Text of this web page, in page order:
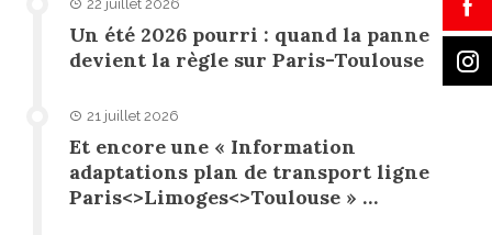
22 juillet 2026
Un été 2026 pourri : quand la panne
devient la règle sur Paris-Toulouse
21 juillet 2026
Et encore une « Information
adaptations plan de transport ligne
Paris<>Limoges<>Toulouse » …